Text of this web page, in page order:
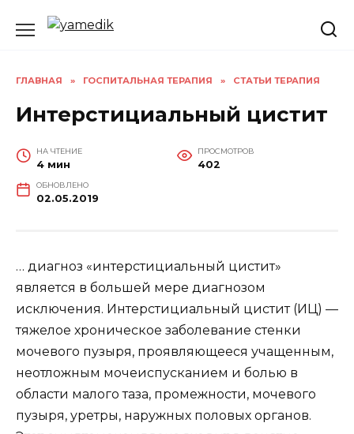
ГЛАВНАЯ » ГОСПИТАЛЬНАЯ ТЕРАПИЯ » СТАТЬИ ТЕРАПИЯ
Интерстициальный цистит
НА ЧТЕНИЕ
4 мин
ПРОСМОТРОВ
402
ОБНОВЛЕНО
02.05.2019
… диагноз «интерстициальный цистит»
является в большей мере диагнозом
исключения. Интерстициальный цистит (ИЦ) —
тяжелое хроническое заболевание стенки
мочевого пузыря, проявляющееся учащенным,
неотложным мочеиспусканием и болью в
области малого таза, промежности, мочевого
пузыря, уретры, наружных половых органов.